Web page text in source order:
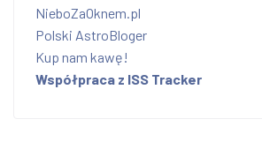
NieboZaOknem.pl
Polski AstroBloger
Kup nam kawę!
Współpraca z ISS Tracker